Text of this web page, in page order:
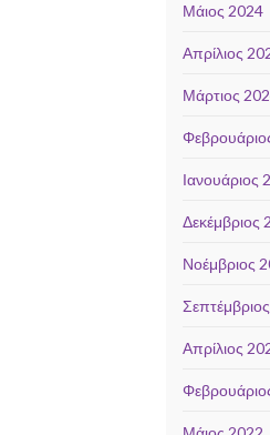
Μάιος 2024
Απρίλιος
Μάρτιος
Ιανουάριος
Δεκέμβριος
Νοέμβριος
Απρίλιος